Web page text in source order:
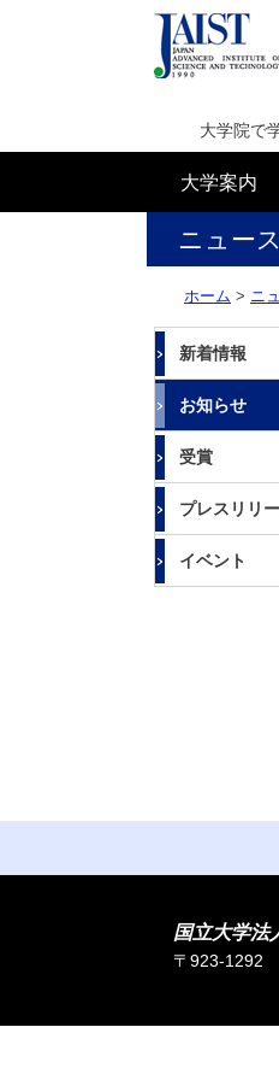
端
科
学
技
術
大
学
院
大
学
大学院で
大学案内
ニュー
ホーム > ニ
新着情報
お知らせ
受賞
プレスリリ
イベント
国立大学
〒923-1292